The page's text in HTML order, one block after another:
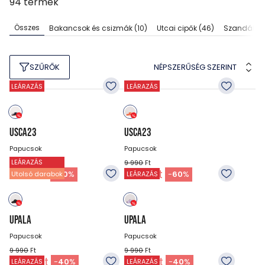
Összes Bakancsok és csizmák(10) Utcai cipők(46) Szandálok
SZŰRŐK NÉPSZERŰSÉG SZERINT
LEÁRAZÁS
USCA23
Papucsok
9 990Ft
3 990Ft -60%
LEÁRAZÁS
USCA23
Papucsok
9 990Ft
3 990Ft -60%
LEÁRAZÁS
Utolsó darabok
UPALA
Papucsok
9 990 Ft
5 990Ft -40%
LEÁRAZÁS
UPALA
Papucsok
9 990Ft
5 990Ft -40%
LEÁRAZÁS LEÁRAZÁS